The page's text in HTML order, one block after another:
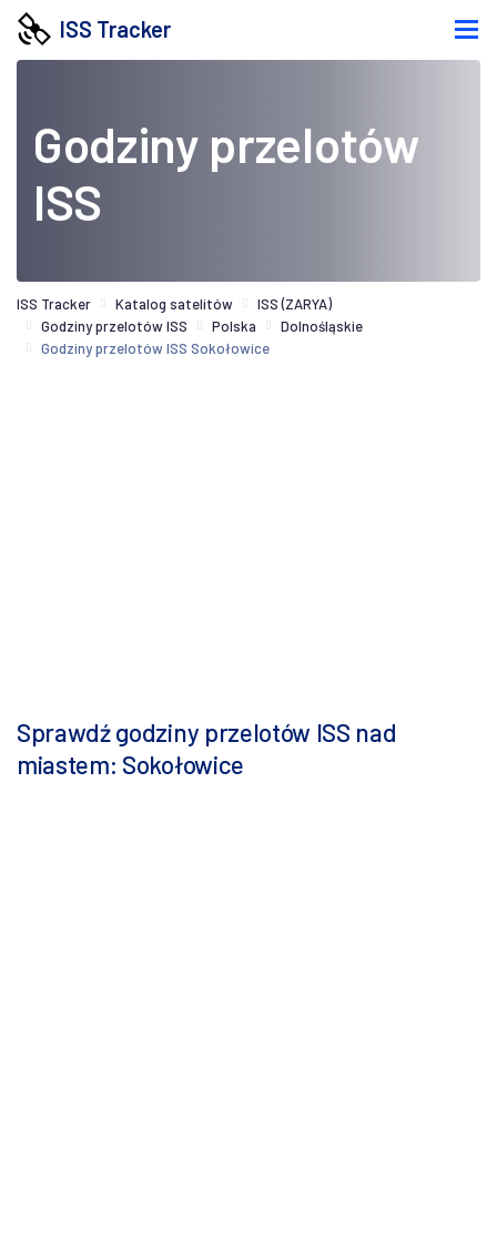
ISS Tracker
Godziny przelotów
ISS
ISS Tracker Katalog satelitów
ISS (ZARYA)
Godziny przelotów ISS
Polska
Dolnośląskie
Godziny przelotów ISS Sokołowice
Sprawdź godziny przelotów ISS nad
miastem: Sokołowice